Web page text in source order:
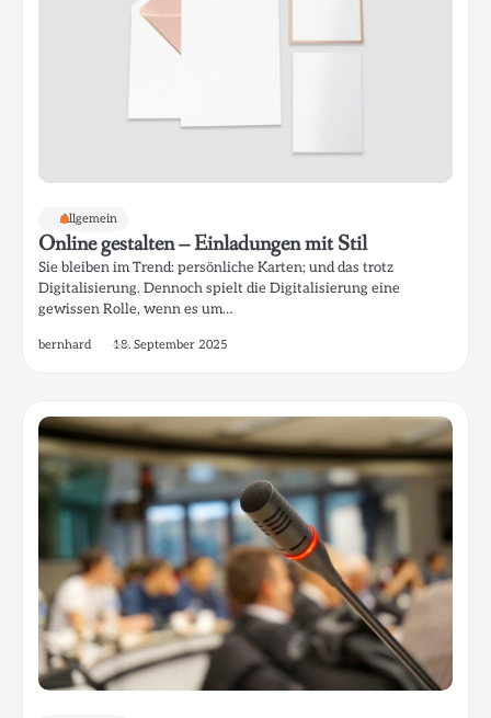
Allgemein
Online gestalten – Einladungen mit Stil
Sie bleiben im Trend: persönliche Karten; und das trotz
Digitalisierung. Dennoch spielt die Digitalisierung eine
gewissen Rolle, wenn es um…
bernhard 18. September 2025